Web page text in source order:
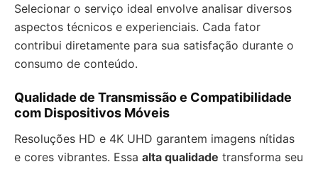
Selecionar o serviço ideal envolve analisar diversos
aspectos técnicos e experienciais. Cada fator
contribui diretamente para sua satisfação durante o
consumo de conteúdo.
Qualidade de Transmissão e Compatibilidade
com Dispositivos Móveis
Resoluções HD e 4K UHD garantem imagens nítidas
e cores vibrantes. Essa alta qualidade transforma seu